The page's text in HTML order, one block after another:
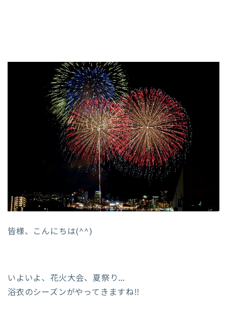
皆様、こんにちは(^^)
いよいよ、花火大会、夏祭り…
浴衣のシーズンがやってきますね‼︎